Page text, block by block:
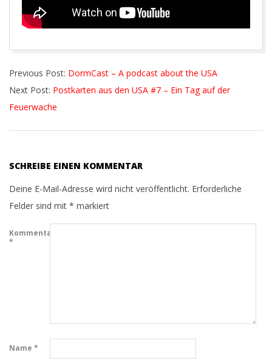
11-
01
Previous Post: DormCast – A podcast about the USA
Next Post: Postkarten aus den USA #7 – Ein Tag auf der
Feuerwache
SCHREIBE EINEN KOMMENTAR
Deine E-Mail-Adresse wird nicht veröffentlicht. Erforderliche
Felder sind mit * markiert
Kommentar
*
Name *